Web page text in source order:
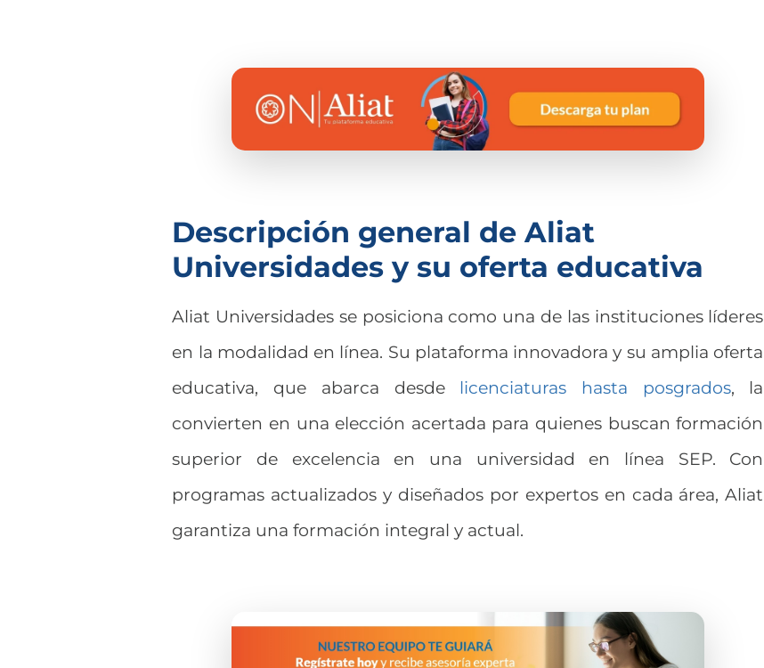
Descripción general de Aliat
Universidades y su oferta educativa
Aliat Universidades se posiciona como una de las instituciones líderes
en la modalidad en línea. Su plataforma innovadora y su amplia oferta
educativa, que abarca desde licenciaturas hasta posgrados, la
convierten en una elección acertada para quienes buscan formación
superior de excelencia en una universidad en línea SEP. Con
programas actualizados y diseñados por expertos en cada área, Aliat
garantiza una formación integral y actual.